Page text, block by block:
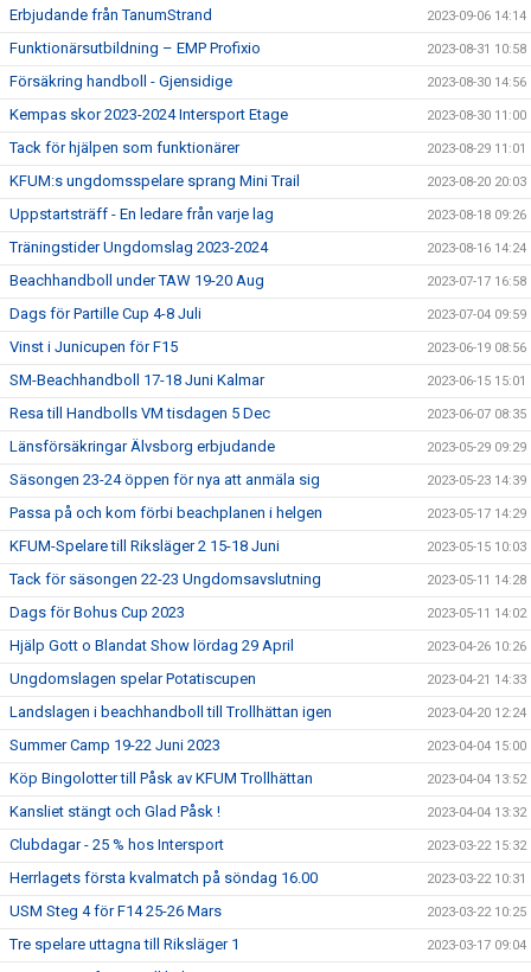
Erbjudande från TanumStrand 2023-09-06 14:14
Funktionärsutbildning – EMP Profixio 2023-08-31 10:58
Försäkring handboll - Gjensidige 2023-08-30 14:56
Kempas skor 2023-2024 Intersport Etage 2023-08-30 11:00
Tack för hjälpen som funktionärer 2023-08-29 11:01
KFUM:s ungdomsspelare sprang Mini Trail 2023-08-20 20:03
Uppstartsträff - En ledare från varje lag 2023-08-18 09:26
Träningstider Ungdomslag 2023-2024 2023-08-16 14:24
Beachhandboll under TAW 19-20 Aug 2023-07-17 16:58
Dags för Partille Cup 4-8 Juli 2023-07-04 09:59
Vinst i Junicupen för F15 2023-06-19 08:56
SM-Beachhandboll 17-18 Juni Kalmar 2023-06-15 15:01
Resa till Handbolls VM tisdagen 5 Dec 2023-06-07 08:35
Länsförsäkringar Älvsborg erbjudande 2023-05-29 09:29
Säsongen 23-24 öppen för nya att anmäla sig 2023-05-23 14:39
Passa på och kom förbi beachplanen i helgen 2023-05-17 14:29
KFUM-Spelare till Riksläger 2 15-18 Juni 2023-05-15 10:03
Tack för säsongen 22-23 Ungdomsavslutning 2023-05-11 14:28
Dags för Bohus Cup 2023 2023-05-11 14:02
Hjälp Gott o Blandat Show lördag 29 April 2023-04-26 10:26
Ungdomslagen spelar Potatiscupen 2023-04-21 14:33
Landslagen i beachhandboll till Trollhättan igen 2023-04-20 12:24
Summer Camp 19-22 Juni 2023 2023-04-04 15:00
Köp Bingolotter till Påsk av KFUM Trollhättan 2023-04-04 13:52
Kansliet stängt och Glad Påsk ! 2023-04-04 13:32
Clubdagar - 25 % hos Intersport 2023-03-22 15:32
Herrlagets första kvalmatch på söndag 16.00 2023-03-22 10:31
USM Steg 4 för F14 25-26 Mars 2023-03-22 10:25
Tre spelare uttagna till Riksläger 1 2023-03-17 09:04